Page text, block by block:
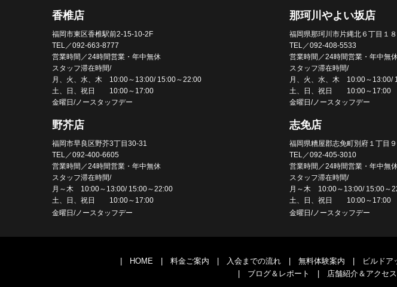
香椎店
福岡市東区香椎駅前2-15-10-2F
TEL／092-663-8777
営業時間／24時間営業・年中無休
スタッフ滞在時間/
月、火、水、木 10:00～13:00/ 15:00～22:00
土、日、祝日 10:00～17:00
金曜日/ノースタッフデー
那珂川やよい坂店
福岡県那珂川市片縄北６丁目１
TEL／092-408-5533
営業時間／24時間営業・年中無
スタッフ滞在時間/
月、火、水、木 10:00～13:00/
土、日、祝日 10:00～17:00
金曜日/ノースタッフデー
野芥店
福岡市早良区野芥3丁目30-31
TEL／092-400-6605
営業時間／24時間営業・年中無休
スタッフ滞在時間/
月～木 10:00～13:00/ 15:00～22:00
土、日、祝日 10:00～17:00
金曜日/ノースタッフデー
志免店
福岡県糟屋郡志免町別府１丁目９
TEL／092-405-3010
営業時間／24時間営業・年中無
スタッフ滞在時間/
月～木 10:00～13:00/ 15:00～
土、日、祝日 10:00～17:00
金曜日/ノースタッフデー
HOME 料金ご案内 入会までの流れ| 無料体験案内 ビルドア
ブログ＆レポート 店舗紹介＆アクセス